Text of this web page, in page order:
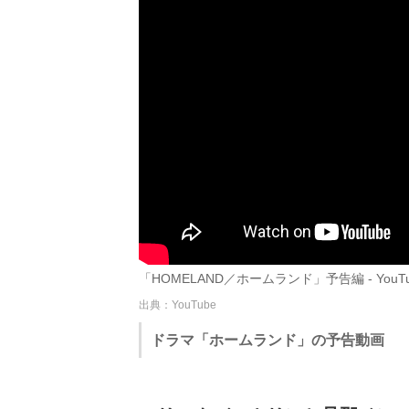
「HOMELAND／ホームランド」予告編 -
出典：YouTube
ドラマ「ホームランド」の予告動画